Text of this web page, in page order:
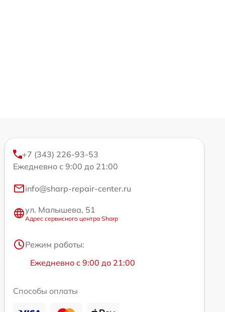
+7 (343) 226-93-53
Ежедневно с 9:00 до 21:00
info@sharp-repair-center.ru
ул. Малышева, 51
Адрес сервисного центра Sharp
Режим работы:
Ежедневно с 9:00 до 21:00
Способы оплаты